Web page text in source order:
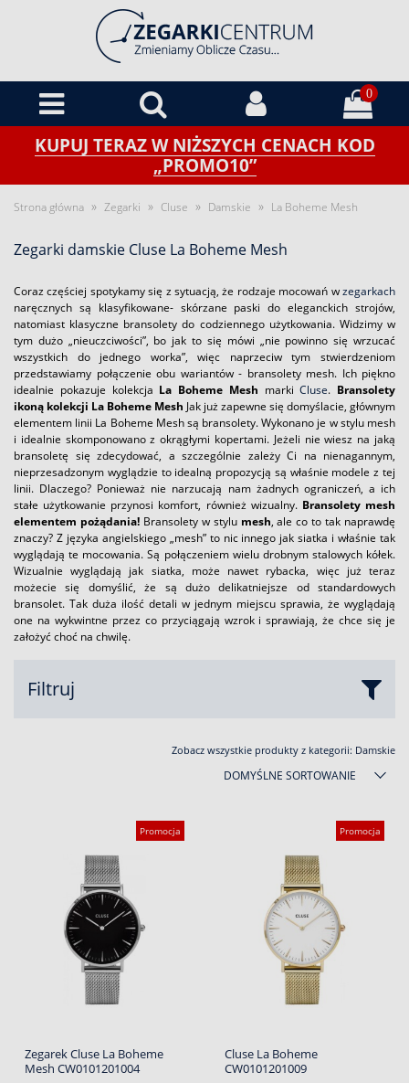
0
KUPUJ TERAZ W NIŻSZYCH CENACH KOD
„PROMO10”
Strona główna » Zegarki » Cluse » Damskie » La Boheme Mesh
Zegarki damskie Cluse La Boheme Mesh
Coraz częściej spotykamy się z sytuacją, że rodzaje mocowań wzegarkach
naręcznych są klasyfikowane- skórzane paski do eleganckich strojów,
natomiast klasyczne bransolety do codziennego użytkowania. Widzimy w
tym dużo „nieuczciwości”, bo jak to się mówi „nie powinno się wrzucać
wszystkich do jednego worka”, więc naprzeciw tym stwierdzeniom
przedstawiamy połączenie obu wariantów - bransolety mesh. Ich piękno
idealnie pokazuje kolekcja La Boheme Mesh markiCluse. Bransolety
ikoną kolekcji La Boheme Mesh Jak już zapewne się domyślacie, głównym
elementem linii La Boheme Mesh są bransolety. Wykonano je w stylu mesh
i idealnie skomponowano z okrągłymi kopertami. Jeżeli nie wiesz na jaką
bransoletę się zdecydować, a szczególnie zależy Ci na nienagannym,
nieprzesadzonym wyglądzie to idealną propozycją są właśnie modele z tej
linii. Dlaczego? Ponieważ nie narzucają nam żadnych ograniczeń, a ich
stałe użytkowanie przynosi komfort, również wizualny. Bransolety mesh
elementem pożądania! Bransolety w stylu mesh, ale co to tak naprawdę
znaczy? Z języka angielskiego „mesh” to nic innego jak siatka i właśnie tak
wyglądają te mocowania. Są połączeniem wielu drobnym stalowych kółek.
Wizualnie wyglądają jak siatka, może nawet rybacka, więc już teraz
możecie się domyślić, że są dużo delikatniejsze od standardowych
bransolet. Tak duża ilość detali w jednym miejscu sprawia, że wyglądają
one na wykwintne przez co przyciągają wzrok i sprawiają, że chce się je
założyć choć na chwilę.
Filtruj
Zobacz wszystkie produkty z kategorii: Damskie
DOMYŚLNE SORTOWANIE
Promocja
Zegarek Cluse La Boheme
Mesh CW0101201004
Promocja
Cluse La Boheme
CW0101201009